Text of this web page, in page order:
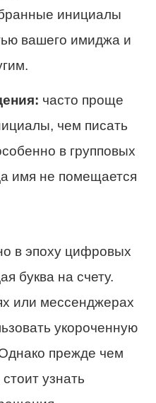
инициалы
вашего имиджа и
часто проще
чем писать
в групповых
имя не помещается
в эпоху цифровых
буква на счету.
или мессенджерах
укороченную
прежде чем
узнать